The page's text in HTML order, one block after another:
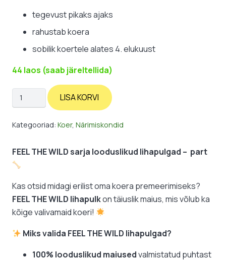
tegevust pikaks ajaks
rahustab koera
sobilik koertele alates 4. elukuust
44 laos (saab järeltellida)
Lihapulk:
part
kogus
LISA KORVI
Kategooriad: Koer, Närimiskondid
FEEL THE WILD sarja looduslikud lihapulgad – part
Kas otsid midagi erilist oma koera premeerimiseks?
FEEL THE WILD lihapulkon täiuslik maius, mis võlub ka
kõige valivamaid koeri!
Miks valida FEEL THE WILD lihapulgad?
100% looduslikud maiusedvalmistatud puhtast